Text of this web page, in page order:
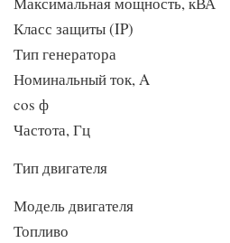
Класс защиты (IP)
Тип генератора
Номинальный ток, A
cos ф
Частота, Гц
Тип двигателя
Модель двигателя
Топливо